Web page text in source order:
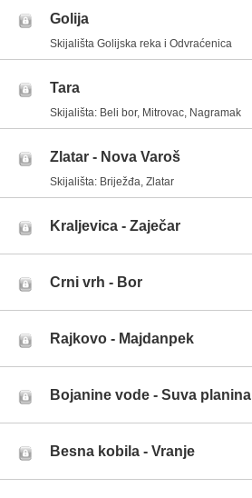
Golija
Skijališta Golijska reka i Odvraćenica
Tara
Skijališta: Beli bor, Mitrovac, Nagramak
Zlatar - Nova Varoš
Skijališta: Briježđa, Zlatar
Kraljevica - Zaječar
Crni vrh - Bor
Rajkovo - Majdanpek
Bojanine vode - Suva planina
Besna kobila - Vranje